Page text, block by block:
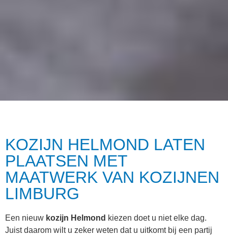
KOZIJN HELMOND LATEN
PLAATSEN MET
MAATWERK VAN KOZIJNEN
LIMBURG
Een nieuw kozijn Helmond kiezen doet u niet elke dag.
Juist daarom wilt u zeker weten dat u uitkomt bij een partij